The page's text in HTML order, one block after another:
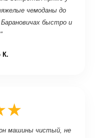
чемоданы до
быстро и
К.
машины чистый, не